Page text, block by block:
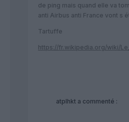
de ping mais quand elle va
anti Airbus anti France vont s
Tartuffe
https://fr.wikipedia.org/wiki/
atplhkt a commenté :